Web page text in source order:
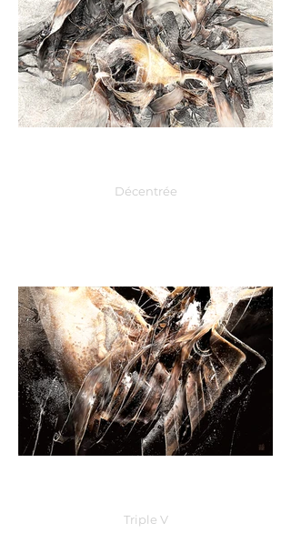
Décentrée
Triple V